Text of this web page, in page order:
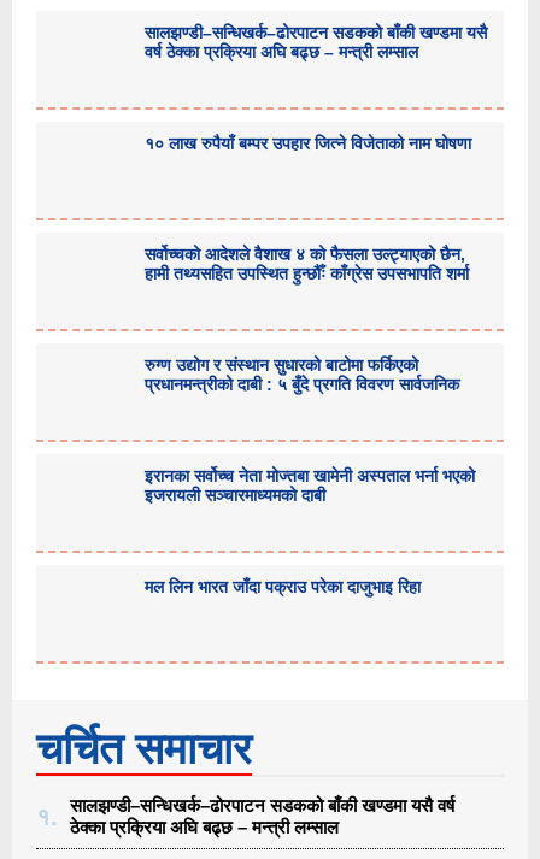
सालझण्डी–सन्धिखर्क–ढोरपाटन सडकको बाँकी खण्डमा यसै
वर्ष ठेक्का प्रक्रिया अघि बढ्छ – मन्त्री लम्साल
१० लाख रुपैयाँ बम्पर उपहार जित्ने विजेताको नाम घोषणा
सर्वोच्चको आदेशले वैशाख ४ को फैसला उल्ट्याएको छैन,
हामी तथ्यसहित उपस्थित हुन्छौँः काँग्रेस उपसभापति शर्मा
रुग्ण उद्योग र संस्थान सुधारको बाटोमा फर्किएको
प्रधानमन्त्रीको दाबी : ५ बुँदे प्रगति विवरण सार्वजनिक
इरानका सर्वोच्च नेता मोज्तबा खामेनी अस्पताल भर्ना भएको
इजरायली सञ्चारमाध्यमको दाबी
मल लिन भारत जाँदा पक्राउ परेका दाजुभाइ रिहा
चर्चित समाचार
१.
सालझण्डी–सन्धिखर्क–ढोरपाटन सडकको बाँकी खण्डमा यसै वर्ष
ठेक्का प्रक्रिया अघि बढ्छ – मन्त्री लम्साल